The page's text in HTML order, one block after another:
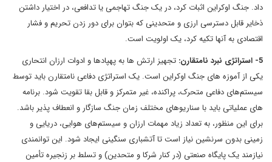
داد. جنگ اوکراین اثبات کرد، در یک جنگ تهاجمی یا تدافعی، در اختیار داشتن
ذخایر قابل دسترسی ارزی و متحدینی که بتوان برای دور زدن تحریم و فشار
اقتصادی به آنها تکیه کرد، یک اولویت است.
5- استراتژی نبرد نامتقارن:
تجهیز ارتش ها به پهپادها و ادوات ارزان انتحاری
یکی از آموزه های جنگ اوکراین است. یک استراتژی دفاعی نامتقارن باید توسط
سیستم‌های دفاعی متحرک، پراکنده، غیر متمرکز و قابل بقا تقویت ‌شود. برنامه
های عملیاتی باید با سناریوهای مختلف زمان جنگ سازگار و انعطاف پذیر باشد.
برای این منظور، به تعداد زیاد مهمات ارزان و سیستم‌های هوایی، دریایی و
زمینی بدون سرنشین نیاز است تا آتشباری سنگینی ایجاد شود. این توانمندی
نیازمند یک پایگاه صنعتی (در کنار شرکا و متحدین) و تسلط بر زنجیره تأمین